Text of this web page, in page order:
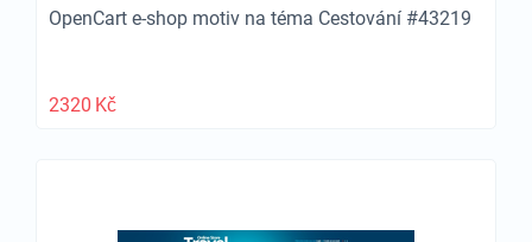
OpenCart e-shop motiv na téma Cestování #43219
2320 Kč